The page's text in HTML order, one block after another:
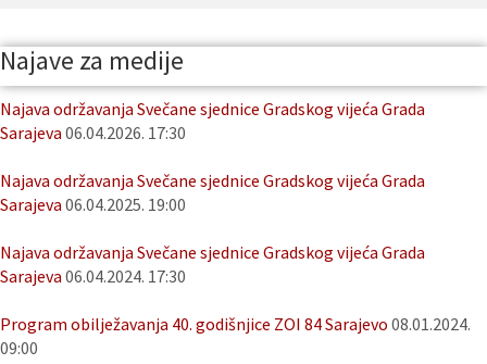
Najave za medije
Najava održavanja Svečane sjednice Gradskog vijeća Grada
Sarajeva 06.04.2026. 17:30
Najava održavanja Svečane sjednice Gradskog vijeća Grada
Sarajeva 06.04.2025. 19:00
Najava održavanja Svečane sjednice Gradskog vijeća Grada
Sarajeva 06.04.2024. 17:30
Program obilježavanja 40. godišnjice ZOI 84 Sarajevo 08.01.2024.
09:00